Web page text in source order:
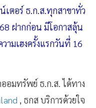
ตอร์ ธ.ก.ส.ทุกสาขาทั่ว
ฝากก่อน มีโอกาสลุ้น
ามเฮงครั้งแรกวันที่ 16
อมทรัพย์ ธ.ก.ส. ได้ทาง
, ธกส บริการด้วยใจ